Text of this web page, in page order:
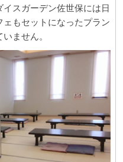
スガーデン佐世保には日
もセットになったプラン
ません。